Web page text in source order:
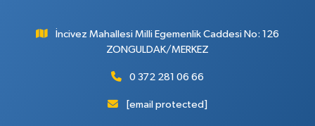
İncivez Mahallesi Milli Egemenlik Caddesi No: 126
ZONGULDAK/MERKEZ
0 372 281 06 66
[email protected]